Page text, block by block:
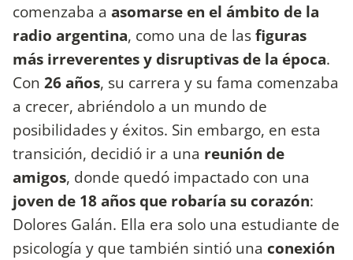
comenzaba a asomarse en el ámbito de la
radio argentina, como una de lasfiguras
más irreverentes y disruptivas de la época.
Con 26 años, su carrera y su fama comenzaba
a crecer, abriéndolo a un mundo de
posibilidades y éxitos. Sin embargo, en esta
transición, decidió ir a una reunión de
amigos, donde quedó impactado con una
joven de 18 años que robaría su corazón:
Dolores Galán. Ella era solo una estudiante de
psicología y que también sintió una conexión